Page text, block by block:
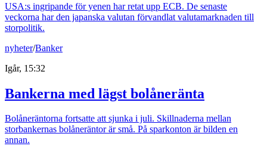
USA:s ingripande för yenen har retat upp ECB. De senaste
veckorna har den japanska valutan förvandlat valutamarknaden till
storpolitik.
nyheter/Banker
Igår, 15:32
Bankerna med lägst bolåneränta
Bolåneräntorna fortsatte att sjunka i juli. Skillnaderna mellan
storbankernas bolåneräntor är små. På sparkonton är bilden en
annan.